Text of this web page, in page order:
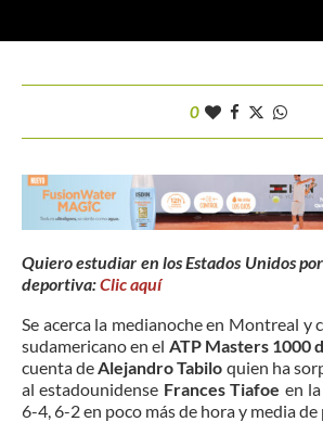
0
Quiero estudiar en los Estados Unidos
deportiva:Clic aquí
Se acerca la medianoche en Montreal y
sudamericano en el ATP Masters 1000
cuenta de Alejandro Tabilo quien ha
al estadounidense Frances Tiafoe en
6-4, 6-2 en poco más de hora y media de